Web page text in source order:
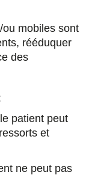
mobiles sont
rééduquer
des
patient peut
et
ne peut pas